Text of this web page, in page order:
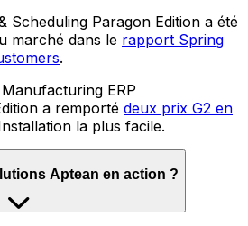
Scheduling Paragon Edition a été
marché dans le rapport Spring
.
ERP
a remporté deux prix G2 en
la plus facile.
Aptean en action ?